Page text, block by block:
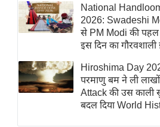
हॉलीवुड
फिल्म समीक्षा
Breaking
News
लाइफस्टाइल
टेक्नॉलॉजी
National
2026: Swadeshi
से PM Modi की
इस दिन का गौरवशाली
Hiroshima Day
परमाणु बम ने ली
Attack की उस काली
बदल दिया World